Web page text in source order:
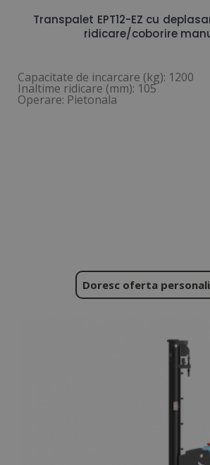
Transpalet EPT12-EZ cu
ridicare/coborire
Capacitate de incarcare (kg): 1200
Inaltime ridicare (mm): 105
Operare: Pietonala
Doresc oferta